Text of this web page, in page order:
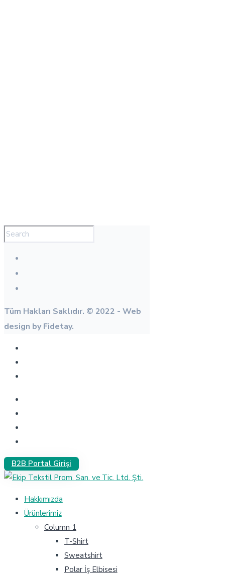
Tüm Hakları Saklıdır. © 2022 - Web
design by Fidetay.
B2B Portal Girişi
Hakkımızda
Ürünlerimiz
Column 1
T-Shirt
Sweatshirt
Polar İş Elbisesi